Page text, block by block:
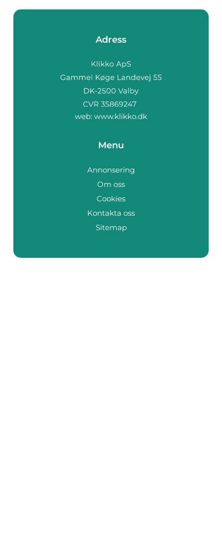
Adress
web: www.klikko.dk
Menu
Annonsering
Om oss
Cookies
Kontakta oss
Sitemap